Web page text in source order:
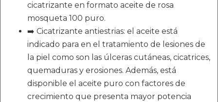
cicatrizante en formato aceite de rosa
mosqueta 100 puro.
➡️ Cicatrizante antiestrias: el aceite está
indicado para en el tratamiento de lesiones de
la piel como son las úlceras cutáneas, cicatrices,
quemaduras y erosiones. Además, está
disponible el aceite puro con factores de
crecimiento que presenta mayor potencia